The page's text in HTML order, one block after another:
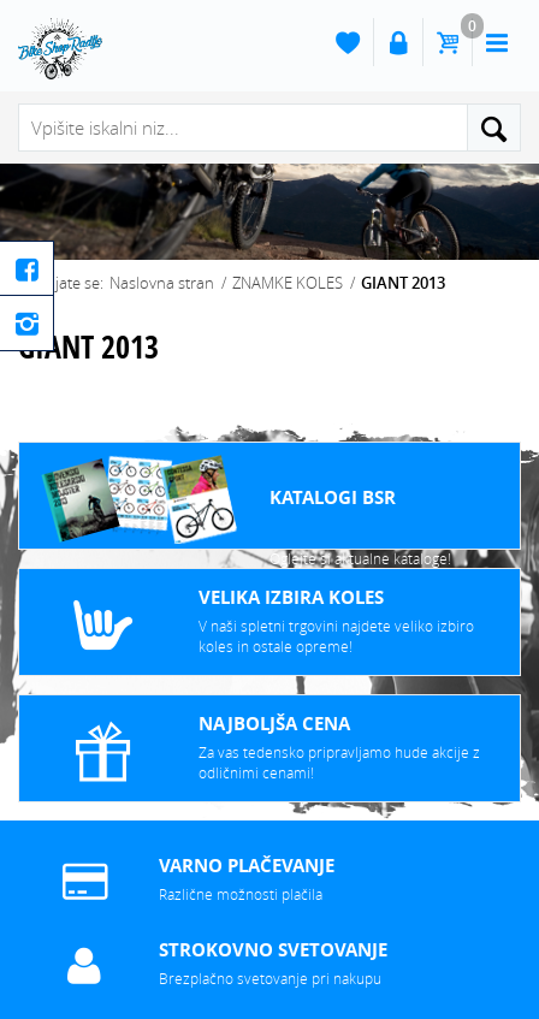
0
Naslovna stran / ZNAMKE KOLES / GIANT 2013
GIANT 2013
KATALOGI BSR
Oglejte si aktualne kataloge!
VELIKA IZBIRA KOLES
V naši spletni trgovini najdete veliko izbiro
koles in ostale opreme!
NAJBOLJŠA CENA
Za vas tedensko pripravljamo hude akcije z
odličnimi cenami!
VARNO PLAČEVANJE
Različne možnosti plačila
STROKOVNO SVETOVANJE
Brezplačno svetovanje pri nakupu